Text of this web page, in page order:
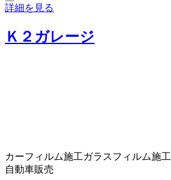
詳細を見る
Ｋ２ガレージ
カーフィルム施工ガラスフィルム施工
自動車販売